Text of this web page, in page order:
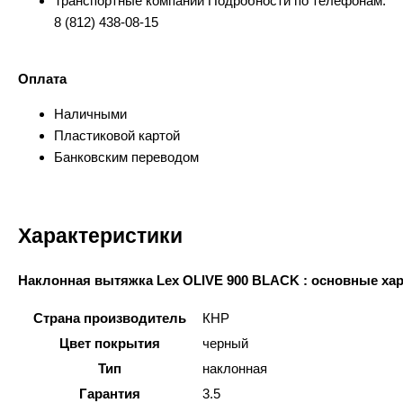
8 (812) 438-08-15
Оплата
Наличными
Пластиковой картой
Банковским переводом
Характеристики
Наклонная вытяжка Lex OLIVE 900 BLACK : основные
Страна производитель
КНР
Цвет покрытия
черный
Тип
наклонная
Гарантия
3.5